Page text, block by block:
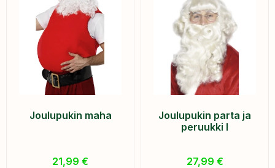
Joulupukin maha
21,99 €
Joulupukin parta ja
peruukki I
27,99 €